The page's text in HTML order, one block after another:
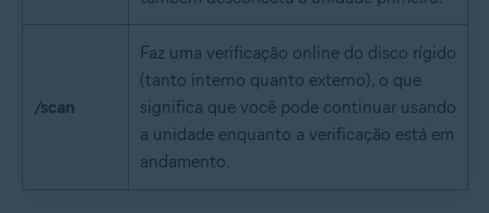
/scan
Faz uma verificação online do disco rígido
(tanto interno quanto externo), o que
significa que você pode continuar usando
a unidade enquanto a verificação está em
andamento.